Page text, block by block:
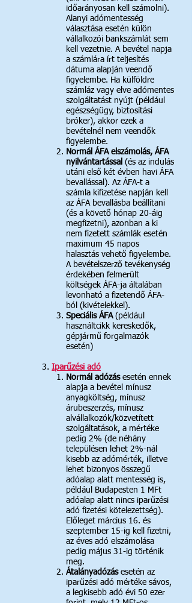
időarányosan kell számolni).
Alanyi adómentesség
választása esetén külön
vállalkozói bankszámlát sem
kell vezetnie. A bevétel napja
a számlára írt teljesítés
dátuma alapján veendő
figyelembe. Ha külföldre
számláz vagy elve adómentes
szolgáltatást nyújt (például
egészségügy, biztosítási
bróker), akkor ezek a
bevételnél nem veendők
figyelembe.
Normál ÁFA elszámolás, ÁFA
nyilvántartással (és az indulás
utáni első két évben havi ÁFA
bevallással). Az ÁFA-t a
számla kifizetése napján kell
az ÁFA bevallásba beállítani
(és a követő hónap 20-áig
megfizetni), azonban a ki
nem fizetett számlák esetén
maximum 45 napos
halasztás vehető figyelembe.
A bevételszerző tevékenység
érdekében felmerült
költségek ÁFA-ja általában
levonható a fizetendő ÁFA-
ból (kivételekkel).
Speciális ÁFA(például
használtcikk kereskedők,
gépjármű forgalmazók
esetén)
3. ​ Iparűzési adó​
Normál adózás esetén ennek
alapja a bevétel mínusz ​
anyagköltség, mínusz
árubeszerzés, mínusz
alvállalkozók/közvetített
szolgáltatások, a mértéke
pedig 2% (de néhány
településen lehet 2%-nál
kisebb az adómérték, illetve
lehet bizonyos összegű
adóalap alatt mentesség is,
például Budapesten 1 MFt
adóalap alatt nincs iparűzési
adó fizetési kötelezettség).
Előleget március 16. és
szeptember 15-ig kell fizetni,
az éves adó elszámolása
pedig május 31-ig történik
meg.
Átalányadózásesetén az
iparűzési adó mértéke sávos,
a legkisebb adó évi 50 ezer